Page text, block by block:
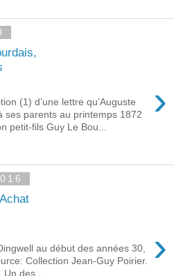
›
(1) d’une lettre qu’Auguste
ses parents au printemps 1872
petit-fils Guy Le Bou...
›
au début des années 30,
Collection Jean-Guy Poirier.
des...